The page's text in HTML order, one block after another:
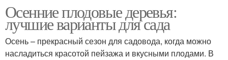
Осенние плодовые деревья:
лучшие варианты для сада
Осень – прекрасный сезон для садовода, когда можно
насладиться красотой пейзажа и вкусными плодами. В